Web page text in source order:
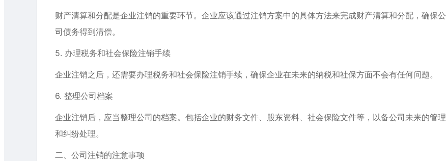
财产清算和分配是企业注销的重要环节。企业应该通过注销方案中的具体方法来完成财产清算和分配，确保公
司债务得到清偿。
5. 办理税务和社会保险注销手续
企业注销之后，还需要办理税务和社会保险注销手续，确保企业在未来的纳税和社保方面不会有任何问题。
6. 整理公司档案
企业注销后，应当整理公司的档案。包括企业的财务文件、股东资料、社会保险文件等，以备公司未来的管理
和纠纷处理。
二、公司注销的注意事项